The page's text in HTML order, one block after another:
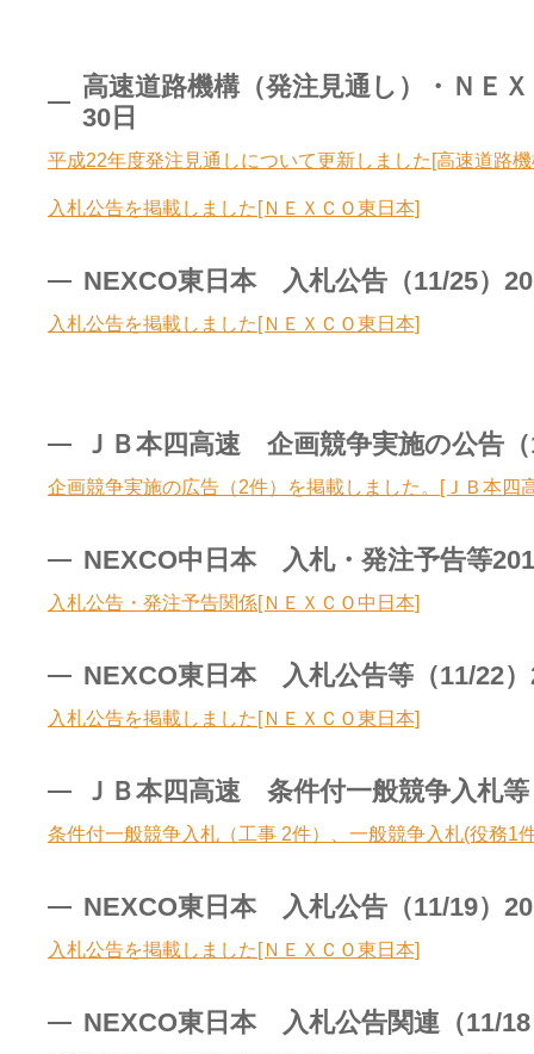
高速道路機構（発注見通し）・ＮＥ
30日
平成22年度発注見通しについて更新しました[高速道路
入札公告を掲載しました[ＮＥＸＣＯ東日本]
NEXCO東日本 入札公告（11/25）
入札公告を掲載しました[ＮＥＸＣＯ東日本]
ＪＢ本四高速 企画競争実施の公告
企画競争実施の広告（2件）を掲載しました。[ＪＢ本四
NEXCO中日本 入札・発注予告等
入札公告・発注予告関係[ＮＥＸＣＯ中日本]
NEXCO東日本 入札公告等（11/22）
入札公告を掲載しました[ＮＥＸＣＯ東日本]
ＪＢ本四高速 条件付一般競争入札
条件付一般競争入札（工事 2件）、一般競争入札(役務1
NEXCO東日本 入札公告（11/19）
入札公告を掲載しました[ＮＥＸＣＯ東日本]
NEXCO東日本 入札公告関連（11/18